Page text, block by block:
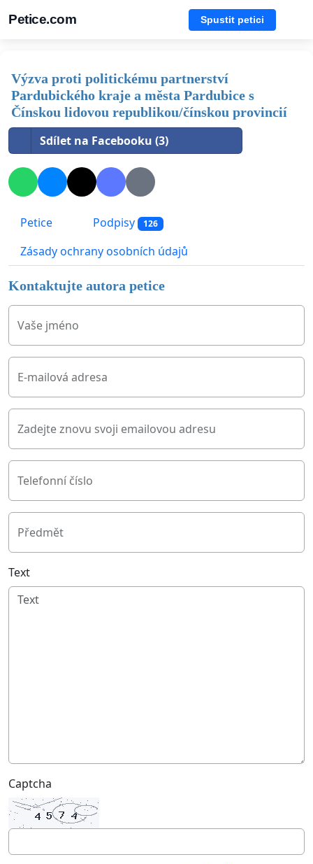
Petice.com Spustit petici
Výzva proti politickému partnerství
Pardubického kraje a města Pardubice s
Čínskou lidovou republikou/čínskou provincií
Sdílet na Facebooku (3)
Petice Podpisy 126
Zásady ochrany osobních údajů
Kontaktujte autora petice
Vaše jméno
E-mailová adresa
Zadejte znovu svoji emailovou adresu
Telefonní číslo
Předmět
Text
Captcha